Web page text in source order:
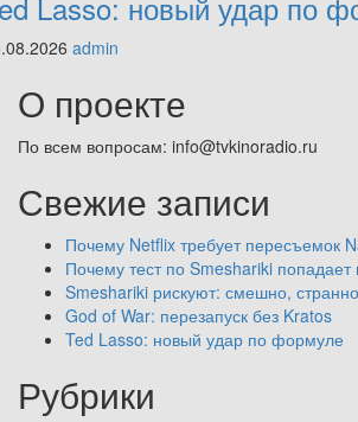
admin
О проекте
По всем вопросам: info@tvkinoradio.ru
Свежие записи
Почему Netflix требует пересъемок
Почему тест по Smeshariki попадает
Smeshariki рискуют: смешно,
God of War: перезапуск без Kratos
Ted Lasso: новый удар по формуле
Рубрики